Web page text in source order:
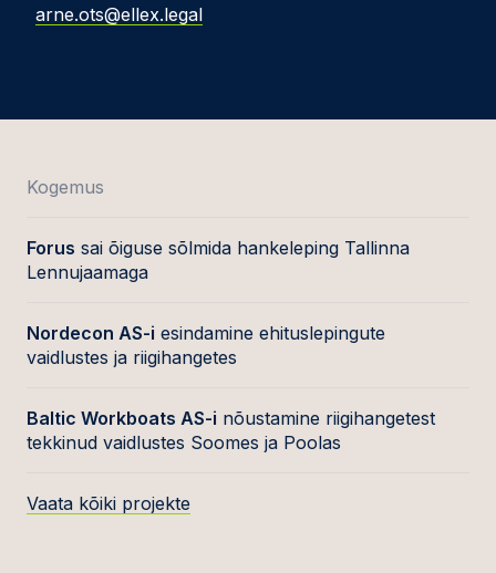
arne.ots@ellex.legal
Kogemus
Forus sai õiguse sõlmida hankeleping Tallinna
Lennujaamaga
Nordecon AS-i esindamine ehituslepingute
vaidlustes ja riigihangetes
Baltic Workboats AS-i nõustamine riigihangetest
tekkinud vaidlustes Soomes ja Poolas
Vaata kõiki projekte